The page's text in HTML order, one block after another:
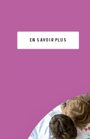
EN SAVOIR PLUS